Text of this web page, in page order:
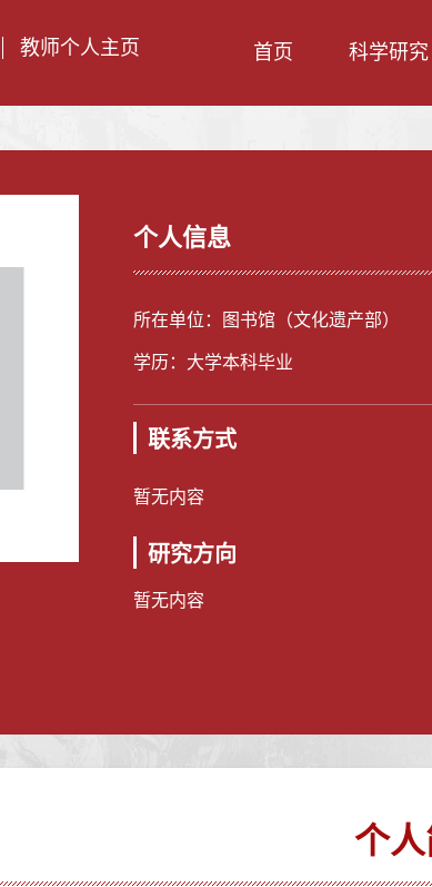
教师个人主页 首页 科学研究
个人信息
所在单位：图书馆（文化遗产部）
学历：大学本科毕业
联系方式
暂无内容
研究方向
暂无内容
个